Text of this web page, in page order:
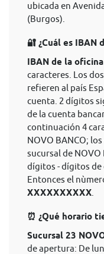
ubicada en
(Burgos).
🔐 ¿Cuál es IBAN
IBAN de la
caracteres. Los
refieren al país
cuenta. 2 dígitos
de la cuenta
continuación 4
NOVO BANCO;
sucursal de NOVO
dígitos - dígitos de
Entonces el
XXXXXXXXXX
⏰ ¿Qué horario
Sucursal 23
de apertura: De